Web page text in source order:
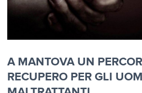
A MANTOVA UN
RECUPERO PER GLI